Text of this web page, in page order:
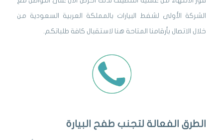
الشركة الأولى لشفط البيارات بالمملكة العربية السعودية من
خلال الاتصال بأرقامنا المتاحة هنا لاستقبال كافة طلباتكم.
الطرق الفعالة لتجنب طفح البيارة